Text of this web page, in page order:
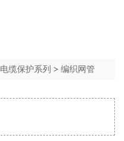
电缆保护系列 > 编织网管